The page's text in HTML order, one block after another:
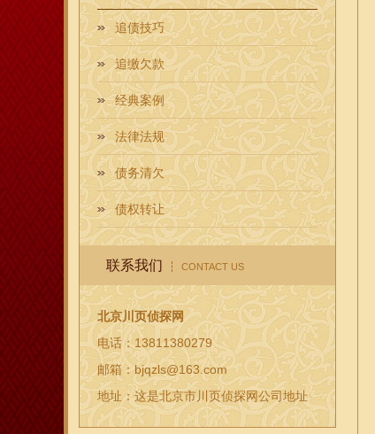
追债技巧
追缴欠款
经典案例
法律法规
债务清欠
债权转让
联系我们 CONTACT US
北京川页侦探网
电话：13811380279
邮箱：bjqzls@163.com
地址：这是北京市川页侦探网公司地址